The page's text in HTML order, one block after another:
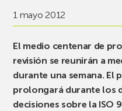
1 mayo 2012
El medio centenar de
revisión se reunirán a
durante una semana. El
prolongará durante los
decisiones sobre la ISO